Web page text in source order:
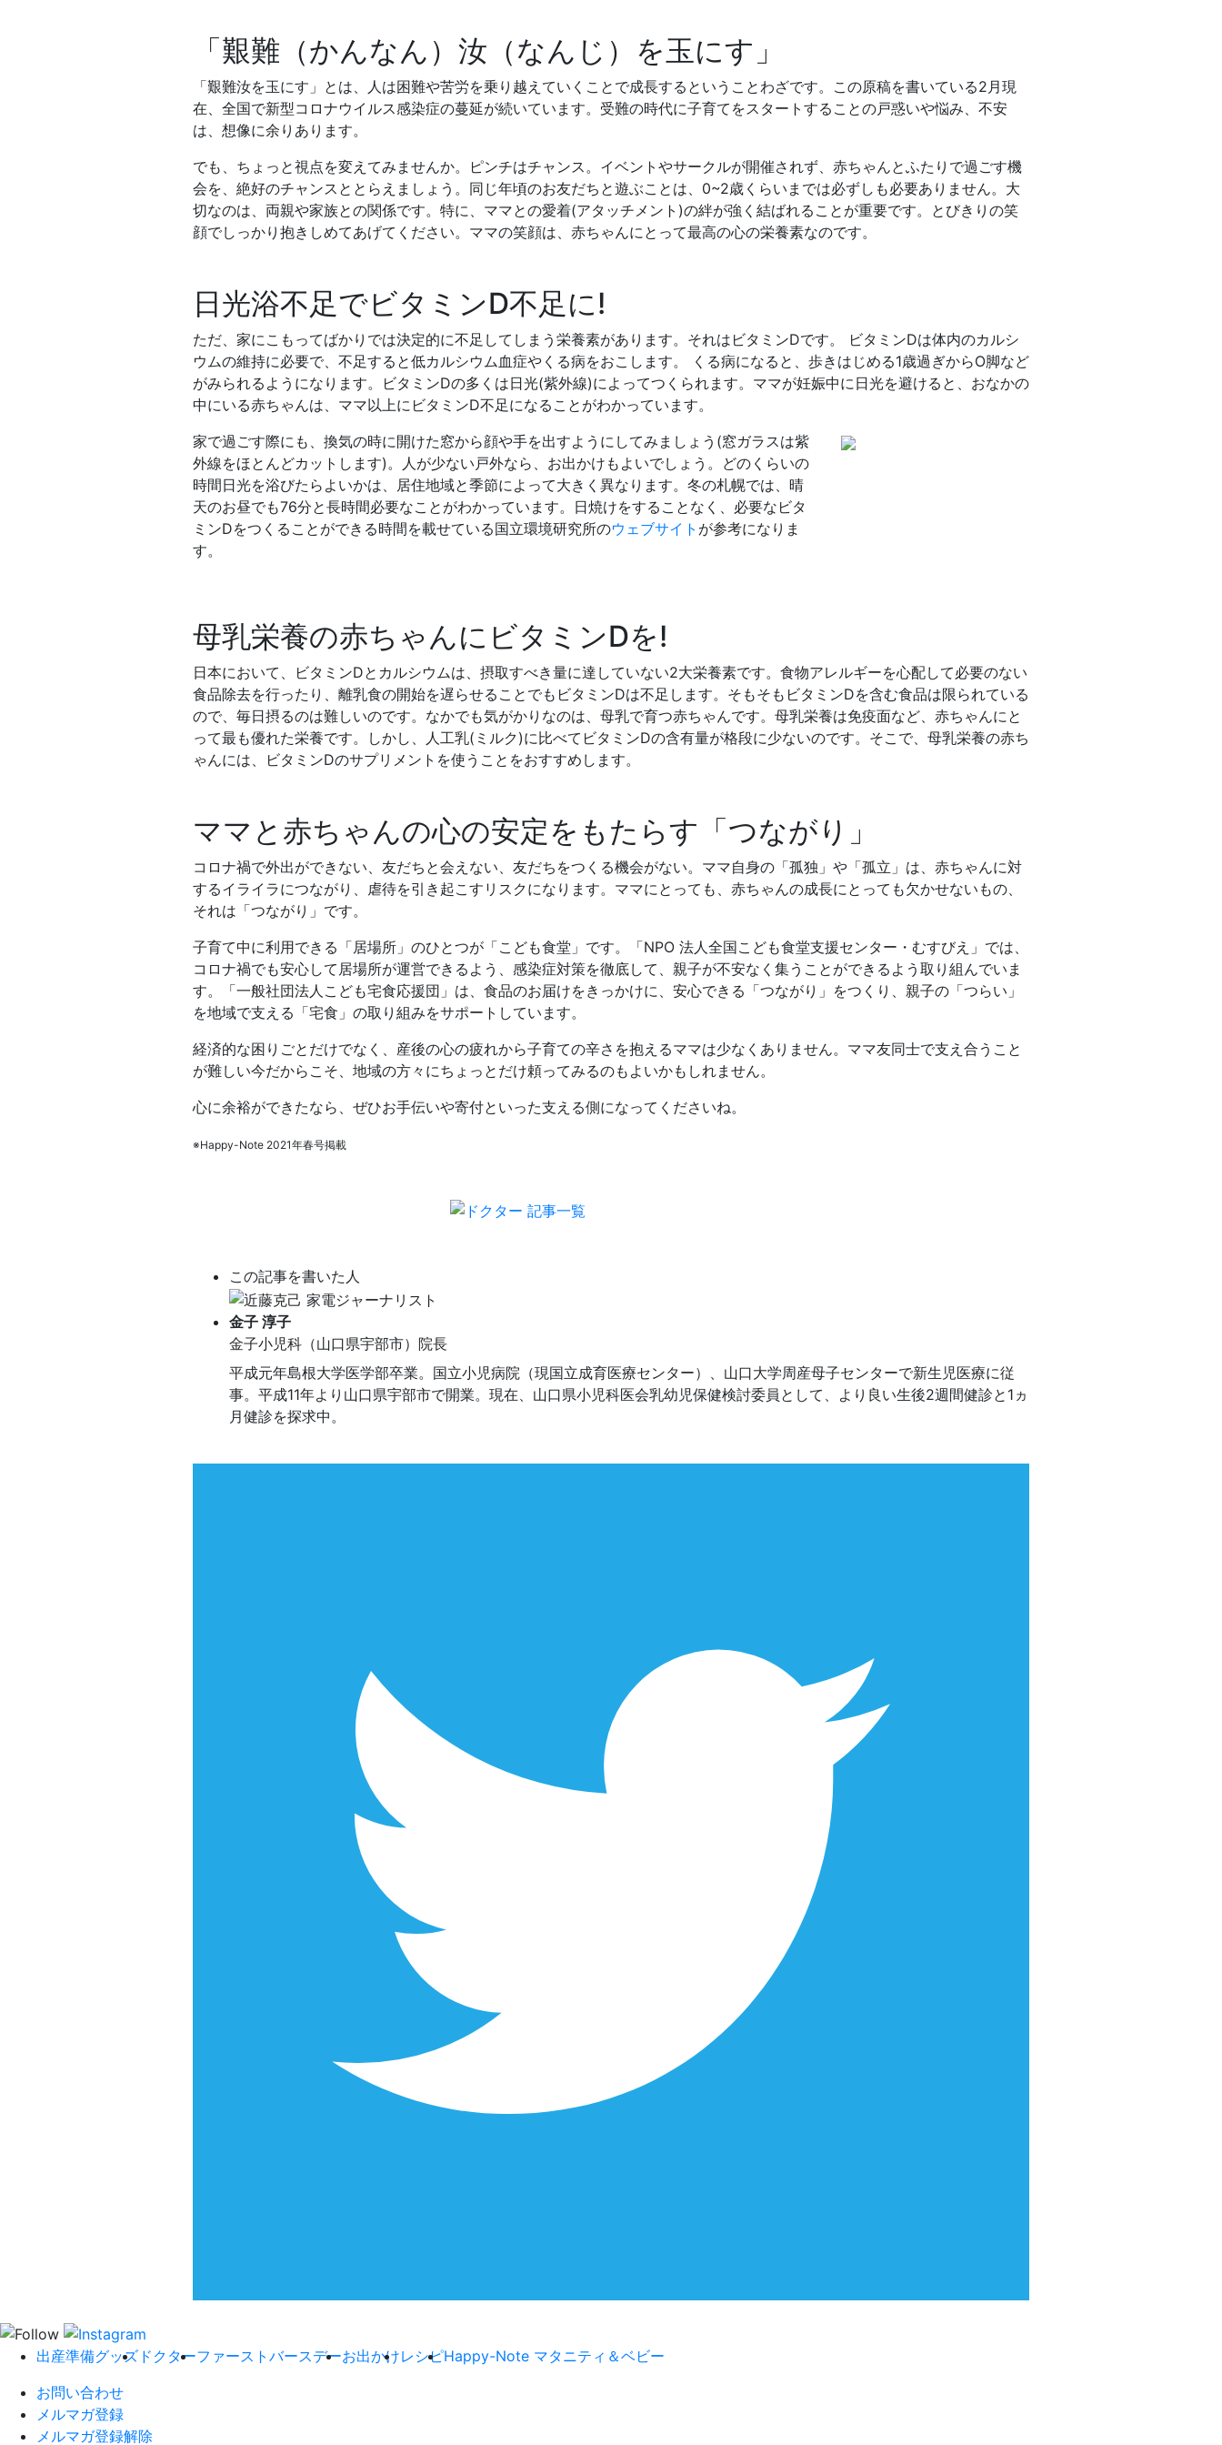
「艱難（かんなん）汝（なんじ）を玉にす」
「艱難汝を玉にす」とは、人は困難や苦労を乗り越えていくことで成長するということわざです。この原稿を書いている2月現
在、全国で新型コロナウイルス感染症の蔓延が続いています。受難の時代に子育てをスタートすることの戸惑いや悩み、不安
は、想像に余りあります。
でも、ちょっと視点を変えてみませんか。ピンチはチャンス。イベントやサークルが開催されず、赤ちゃんとふたりで過ごす機
会を、絶好のチャンスととらえましょう。同じ年頃のお友だちと遊ぶことは、0~2歳くらいまでは必ずしも必要ありません。大
切なのは、両親や家族との関係です。特に、ママとの愛着(アタッチメント)の絆が強く結ばれることが重要です。とびきりの笑
顔でしっかり抱きしめてあげてください。ママの笑顔は、赤ちゃんにとって最高の心の栄養素なのです。
日光浴不足でビタミンD不足に!
ただ、家にこもってばかりでは決定的に不足してしまう栄養素があります。それはビタミンDです。 ビタミンDは体内のカルシ
ウムの維持に必要で、不足すると低カルシウム血症やくる病をおこします。 くる病になると、歩きはじめる1歳過ぎからO脚など
がみられるようになります。ビタミンDの多くは日光(紫外線)によってつくられます。ママが妊娠中に日光を避けると、おなかの
中にいる赤ちゃんは、ママ以上にビタミンD不足になることがわかっています。
家で過ごす際にも、換気の時に開けた窓から顔や手を出すようにしてみましょう(窓ガラスは紫
外線をほとんどカットします)。人が少ない戸外なら、お出かけもよいでしょう。どのくらいの
時間日光を浴びたらよいかは、居住地域と季節によって大きく異なります。冬の札幌では、晴
天のお昼でも76分と長時間必要なことがわかっています。日焼けをすることなく、必要なビタ
ミンDをつくることができる時間を載せている国立環境研究所のウェブサイト が参考になりま
す。
母乳栄養の赤ちゃんにビタミンDを!
日本において、ビタミンDとカルシウムは、摂取すべき量に達していない2大栄養素です。食物アレルギーを心配して必要のない
食品除去を行ったり、離乳食の開始を遅らせることでもビタミンDは不足します。そもそもビタミンDを含む食品は限られている
ので、毎日摂るのは難しいのです。なかでも気がかりなのは、母乳で育つ赤ちゃんです。母乳栄養は免疫面など、赤ちゃんにと
って最も優れた栄養です。しかし、人工乳(ミルク)に比べてビタミンDの含有量が格段に少ないのです。そこで、母乳栄養の赤ち
ゃんには、ビタミンDのサプリメントを使うことをおすすめします。
ママと赤ちゃんの心の安定をもたらす「つながり」
コロナ禍で外出ができない、友だちと会えない、友だちをつくる機会がない。ママ自身の「孤独」や「孤立」は、赤ちゃんに対
するイライラにつながり、虐待を引き起こすリスクになります。ママにとっても、赤ちゃんの成長にとっても欠かせないもの、
それは「つながり」です。
子育て中に利用できる「居場所」のひとつが「こども食堂」です。「NPO 法人全国こども食堂支援センター・むすびえ」では、
コロナ禍でも安心して居場所が運営できるよう、感染症対策を徹底して、親子が不安なく集うことができるよう取り組んでいま
す。「一般社団法人こども宅食応援団」は、食品のお届けをきっかけに、安心できる「つながり」をつくり、親子の「つらい」
を地域で支える「宅食」の取り組みをサポートしています。
経済的な困りごとだけでなく、産後の心の疲れから子育ての辛さを抱えるママは少なくありません。ママ友同士で支え合うこと
が難しい今だからこそ、地域の方々にちょっとだけ頼ってみるのもよいかもしれません。
心に余裕ができたなら、ぜひお手伝いや寄付といった支える側になってくださいね。
※Happy-Note 2021年春号掲載
この記事を書いた人
金子 淳子
金子小児科（山口県宇部市）院長
平成元年島根大学医学部卒業。国立小児病院（現国立成育医療センター）、山口大学周産母子センターで新生児医療に従
事。平成11年より山口県宇部市で開業。現在、山口県小児科医会乳幼児保健検討委員として、より良い生後2週間健診と1ヵ
月健診を探求中。
出産準備グッズ ドクターファーストバースデーお出かけレシピHappy-Note マタニティ＆ベビー
お問い合わせ
メルマガ登録
メルマガ登録解除